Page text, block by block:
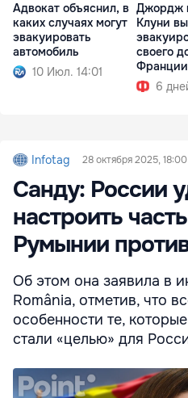
Адвокат объяснил, в
каких случаях могут
эвакуировать
автомобиль
10 Июл. 14:01
Джордж
Клуни
своего
Франции
6
Infotag 28 октября 2025, 18:00
Санду: России
настроить
Румынии
Об этом она заявила в
România, отметив, что
особенности те,
стали «целью» для